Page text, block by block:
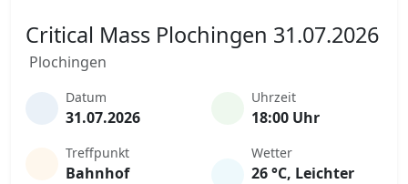
Critical Mass Plochingen 31.07.2026
Plochingen
Datum
31.07.2026
Uhrzeit
18:00 Uhr
Treffpunkt
Bahnhof
Wetter
26 °C, Leichter